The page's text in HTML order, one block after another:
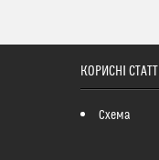
КОРИСНІ СТАТТІ
Схема